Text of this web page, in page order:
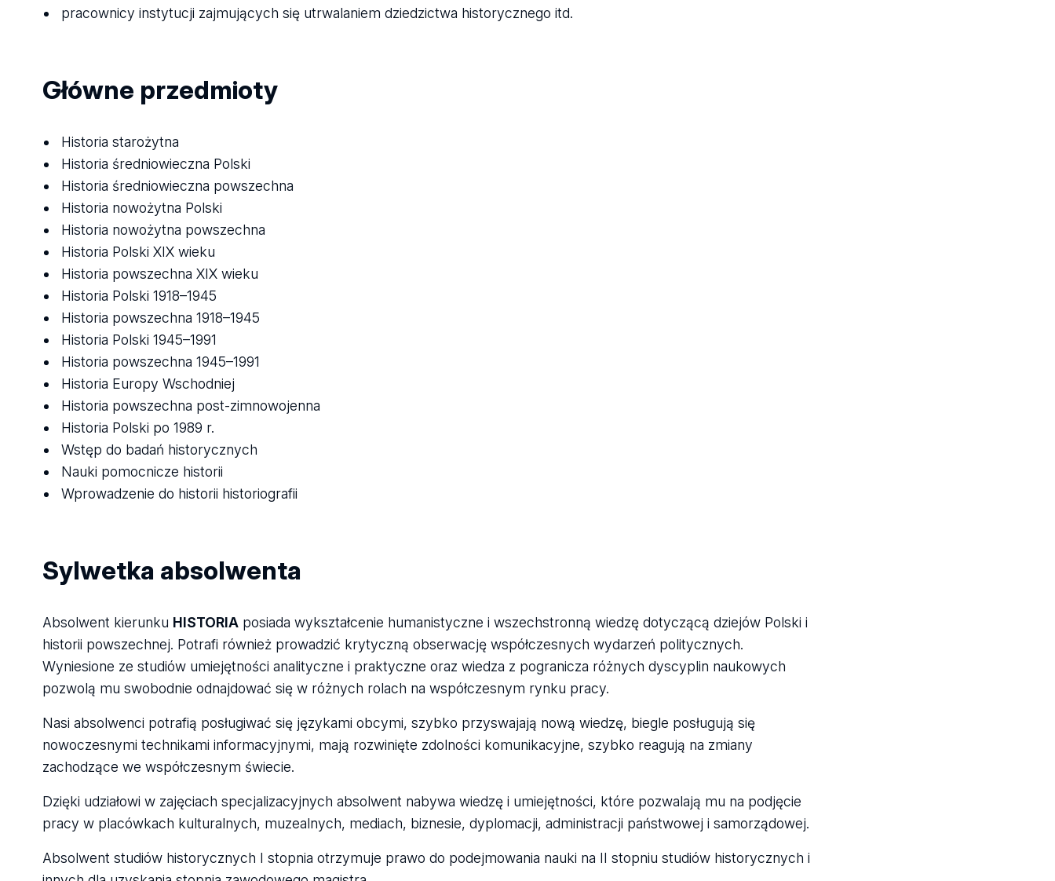
pracownicy instytucji zajmujących się utrwalaniem dziedzictwa historycznego itd.
Główne przedmioty
Historia starożytna
Historia średniowieczna Polski
Historia średniowieczna powszechna
Historia nowożytna Polski
Historia nowożytna powszechna
Historia Polski XIX wieku
Historia powszechna XIX wieku
Historia Polski 1918–1945
Historia powszechna 1918–1945
Historia Polski 1945–1991
Historia powszechna 1945–1991
Historia Europy Wschodniej
Historia powszechna post-zimnowojenna
Historia Polski po 1989 r.
Wstęp do badań historycznych
Nauki pomocnicze historii
Wprowadzenie do historii historiografii
Sylwetka absolwenta
Absolwent kierunku HISTORIAposiada wykształcenie humanistyczne i wszechstronną wiedzę dotyczącą dziejów Polski i
historii powszechnej. Potrafi również prowadzić krytyczną obserwację współczesnych wydarzeń politycznych.
Wyniesione ze studiów umiejętności analityczne i praktyczne oraz wiedza z pogranicza różnych dyscyplin naukowych
pozwolą mu swobodnie odnajdować się w różnych rolach na współczesnym rynku pracy.
Nasi absolwenci potrafią posługiwać się językami obcymi, szybko przyswajają nową wiedzę, biegle posługują się
nowoczesnymi technikami informacyjnymi, mają rozwinięte zdolności komunikacyjne, szybko reagują na zmiany
zachodzące we współczesnym świecie.
Dzięki udziałowi w zajęciach specjalizacyjnych absolwent nabywa wiedzę i umiejętności, które pozwalają mu na podjęcie
pracy w placówkach kulturalnych, muzealnych, mediach, biznesie, dyplomacji, administracji państwowej i samorządowej.
Absolwent studiów historycznych I stopnia otrzymuje prawo do podejmowania nauki na II stopniu studiów historycznych i